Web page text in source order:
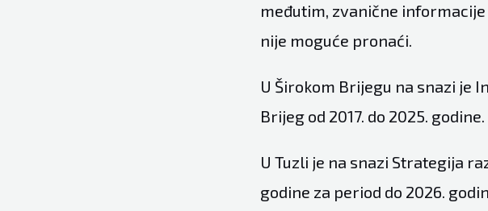
međutim, zvanične
nije moguće pronaći.
U Širokom Brijegu na snazi je
Brijeg od 2017. do 2025. godine.
U Tuzli je na snazi Strategija
godine za period do 2026.